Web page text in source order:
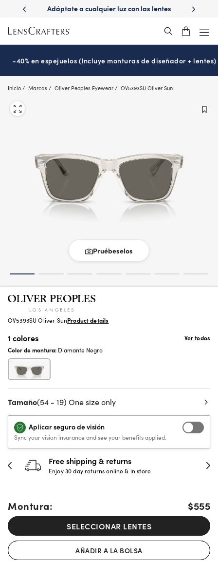
main
content
a cualquier luz con las lentes
¿Es hora de tu examen de
-40% en espejuelos (Incluye monturas de diseñador + lentes)
Inicio Marcas Oliver Peoples Eyewear OV5393SU Oliver Sun
Pruébeselos
OV5393SU Oliver SunProduct details
1 colores
Ver todos
Color de montura: Diamante Negro
Tamaño(54 - 19) One size only
Aplicar seguro de visión
Sync your vision insurance and see your benefits applied.
30-day happiness guarantee
Full refund or replacement within 30 days
Montura: $555
SELECCIONAR LENTES
AÑADIR A LA BOLSA